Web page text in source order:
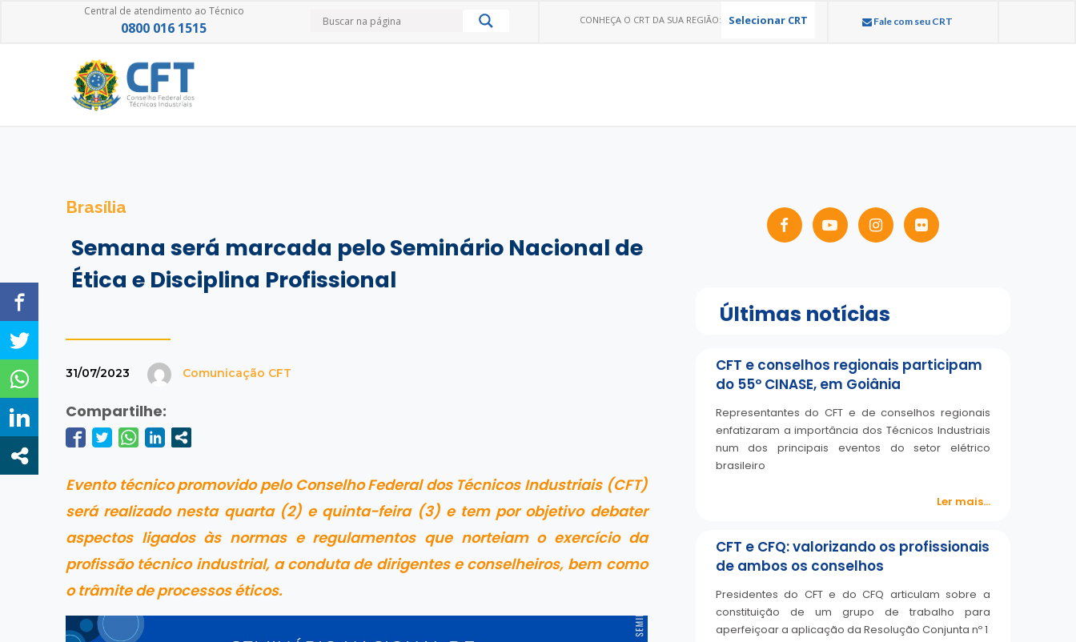
Central de atendimento ao Técnico
0800 016 1515 CONHEÇA O CRT DA SUA REGIÃO: Selecionar CRT Fale com seu CRT
Brasília
Semana será marcada pelo Seminário Nacional de
Ética e Disciplina Profissional
31/07/2023 Comunicação CFT
Compartilhe:
Evento técnico promovido pelo Conselho Federal dos Técnicos Industriais (CFT)
será realizado nesta quarta (2) e quinta-feira (3) e tem por objetivo debater
aspectos ligados às normas e regulamentos que norteiam o exercício da
profissão técnico industrial, a conduta de dirigentes e conselheiros, bem como
o trâmite de processos éticos.
Últimas notícias
CFT e conselhos regionais participam
do 55º CINASE, em Goiânia
Representantes do CFT e de conselhos regionais
enfatizaram a importância dos Técnicos Industriais
num dos principais eventos do setor elétrico
brasileiro
Ler mais...
CFT e CFQ: valorizando os profissionais
de ambos os conselhos
Presidentes do CFT e do CFQ articulam sobre a
constituição de um grupo de trabalho para
aperfeiçoar a aplicação da Resolução Conjunta nº 1